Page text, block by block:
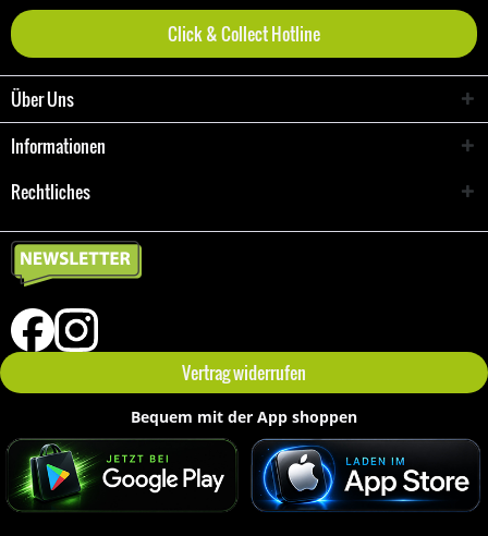
Click & Collect Hotline
Über Uns
Informationen
Rechtliches
Vertrag widerrufen
Bequem mit der App shoppen